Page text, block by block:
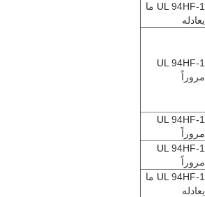
UL 94HF-1 ما
يعادله
UL 94HF-1
مروراً
UL 94HF-1
مروراً
UL 94HF-1
مروراً
UL 94HF-1 ما
يعادله